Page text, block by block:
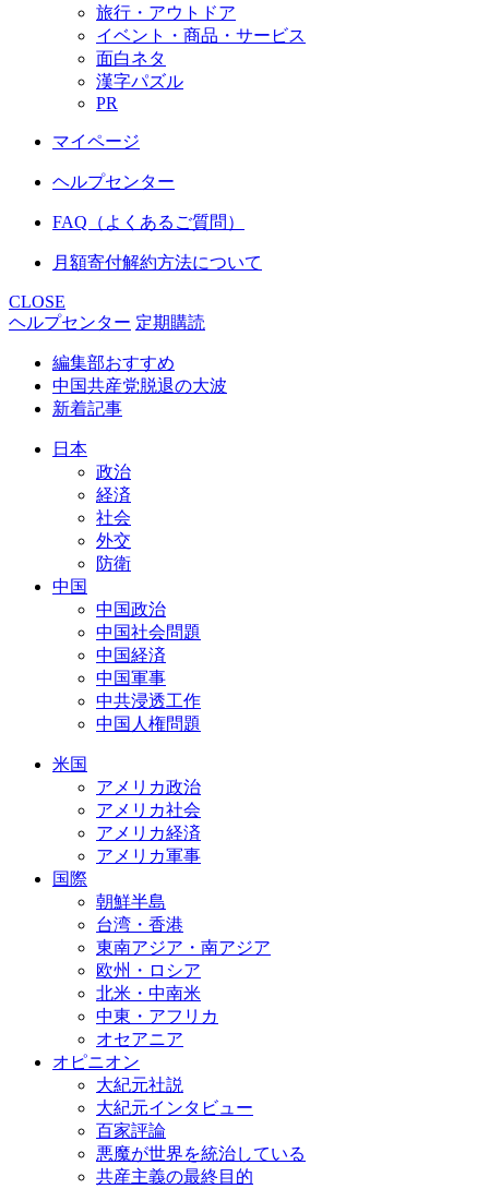
旅行・アウトドア
イベント・商品・サービス
面白ネタ
漢字パズル
PR
マイページ
ヘルプセンター
FAQ（よくあるご質問）
月額寄付解約方法について
CLOSE
ヘルプセンター 定期購読
編集部おすすめ
中国共産党脱退の大波
新着記事
日本
政治
経済
社会
外交
防衛
中国
中国政治
中国社会問題
中国経済
中国軍事
中共浸透工作
中国人権問題
米国
アメリカ政治
アメリカ社会
アメリカ経済
アメリカ軍事
国際
朝鮮半島
台湾・香港
東南アジア・南アジア
欧州・ロシア
北米・中南米
中東・アフリカ
オセアニア
オピニオン
大紀元社説
大紀元インタビュー
百家評論
悪魔が世界を統治している
共産主義の最終目的